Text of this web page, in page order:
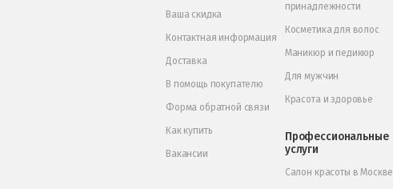
Ваша скидка
Контактная информация
Доставка
В помощь покупателю
Форма обратной связи
Как купить
Вакансии
принадлежности
Косметика для волос
Маникюр и педикюр
Для мужчин
Красота и здоровье
Профессиональные
услуги
Салон красоты в Москве